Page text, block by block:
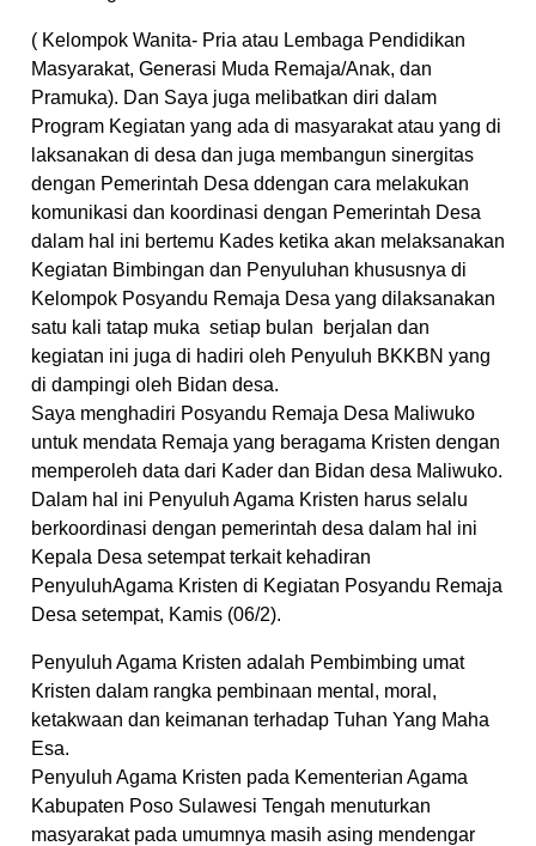
( Kelompok Wanita- Pria atau Lembaga Pendidikan
Masyarakat, Generasi Muda Remaja/Anak, dan
Pramuka). Dan Saya juga melibatkan diri dalam
Program Kegiatan yang ada di masyarakat atau yang di
laksanakan di desa dan juga membangun sinergitas
dengan Pemerintah Desa ddengan cara melakukan
komunikasi dan koordinasi dengan Pemerintah Desa
dalam hal ini bertemu Kades ketika akan melaksanakan
Kegiatan Bimbingan dan Penyuluhan khususnya di
Kelompok Posyandu Remaja Desa yang dilaksanakan
satu kali tatap muka setiap bulan berjalan dan
kegiatan ini juga di hadiri oleh Penyuluh BKKBN yang
di dampingi oleh Bidan desa.
Saya menghadiri Posyandu Remaja Desa Maliwuko
untuk mendata Remaja yang beragama Kristen dengan
memperoleh data dari Kader dan Bidan desa Maliwuko.
Dalam hal ini Penyuluh Agama Kristen harus selalu
berkoordinasi dengan pemerintah desa dalam hal ini
Kepala Desa setempat terkait kehadiran
PenyuluhAgama Kristen di Kegiatan Posyandu Remaja
Desa setempat, Kamis (06/2).
Penyuluh Agama Kristen adalah Pembimbing umat
Kristen dalam rangka pembinaan mental, moral,
ketakwaan dan keimanan terhadap Tuhan Yang Maha
Esa.
Penyuluh Agama Kristen pada Kementerian Agama
Kabupaten Poso Sulawesi Tengah menuturkan
masyarakat pada umumnya masih asing mendengar